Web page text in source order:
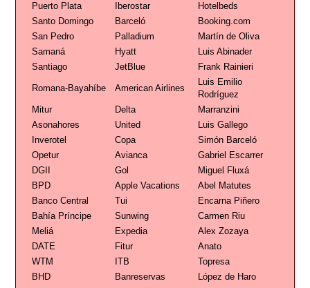
Puerto Plata
Iberostar
Hotelbeds
Santo Domingo
Barceló
Booking.com
San Pedro
Palladium
Martín de Oliva
Samaná
Hyatt
Luis Abinader
Santiago
JetBlue Frank Rainieri
Romana-Bayahíbe American Airlines
Luis Emilio
Rodríguez
Mitur
Delta
Marranzini
Asonahores
United
Luis Gallego
Inverotel
Copa
Simón Barceló
Opetur
Avianca
Gabriel Escarrer
DGII
Gol
Miguel Fluxá
BPD
Apple Vacations
Abel Matutes
Banco Central
Tui
Encarna Piñero
Bahía Príncipe
Sunwing
Carmen Riu
Meliá
Expedia
Alex Zozaya
DATE
Fitur
Anato
WTM
ITB
Topresa
BHD
Banreservas López de Haro